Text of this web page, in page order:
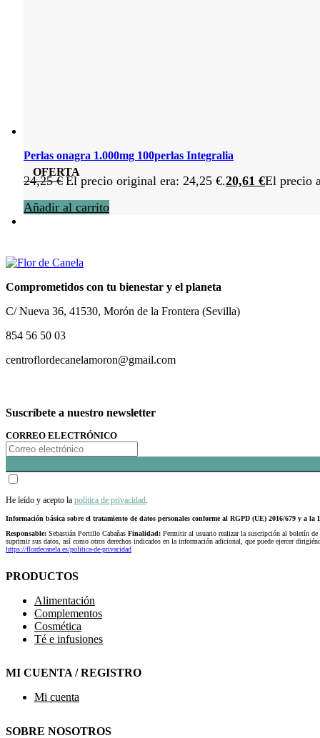
OFERTA
Perlas onagra 1.000mg 100perlas Integralia
24,25€ El precio original era: 24,25 €.20,61 €El precio
Añadir al carrito
Comprometidos con tu bienestar y el planeta
C/ Nueva 36, 41530, Morón de la Frontera (Sevilla)
854 56 50 03
centroflordecanelamoron@gmail.com
Suscríbete a nuestro newsletter
CORREO ELECTRÓNICO
He leído y acepto la política de privacidad
Información básica sobre el tratamiento de datos personales conforme al RGPD (UE) 2016/679 y a la
Responsable: Sebastián Portillo Cabañas Finalidad: Permitir al usuario realizar la suscripción al boletín
suprimir sus datos, así como otros derechos indicados en la información adicional, que puede ejercer
https://flordecanela.es/politica-de-privacidad
PRODUCTOS
Alimentación
Complementos
Cosmética
Té e infusiones
MI CUENTA / REGISTRO
Mi cuenta
SOBRE NOSOTROS